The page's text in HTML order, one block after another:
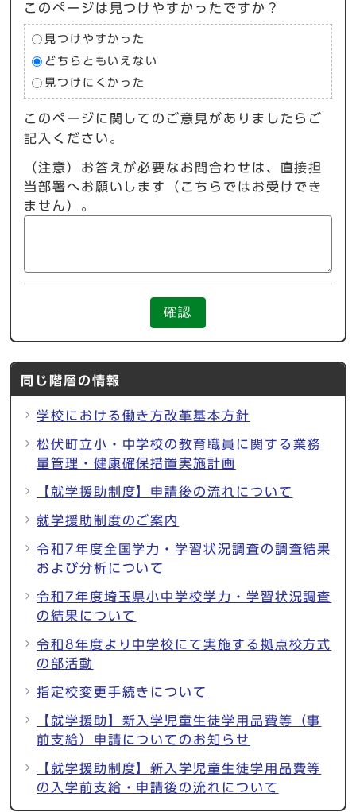
このページは見つけやすかったですか？
見つけやすかった
どちらともいえない
見つけにくかった
このページに関してのご意見がありましたらご
記入ください。
（注意）お答えが必要なお問合わせは、直接担
当部署へお願いします（こちらではお受けでき
ません）。
確認
同じ階層の情報
学校における働き方改革基本方針
松伏町立小・中学校の教育職員に関する業務
量管理・健康確保措置実施計画
【就学援助制度】申請後の流れについて
就学援助制度のご案内
令和7年度全国学力・学習状況調査の調査結果
および分析について
令和7年度埼玉県小中学校学力・学習状況調査
の結果について
令和8年度より中学校にて実施する拠点校方式
の部活動
指定校変更手続きについて
【就学援助】新入学児童生徒学用品費等（事
前支給）申請についてのお知らせ
【就学援助制度】新入学児童生徒学用品費等
の入学前支給・申請後の流れについて